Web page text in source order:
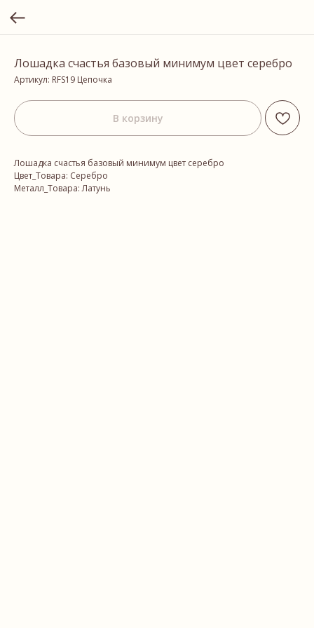
Лошадка счастья базовый минимум цвет серебро
Артикул: RFS19 Цепочка
В корзину
Лошадка счастья базовый минимум цвет серебро
Цвет_Товара: Серебро
Металл_Товара: Латунь